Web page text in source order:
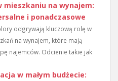
mieszkaniu na wynajem:
i ponadczasowe
odgrywają kluczową rolę w
na wynajem, które mają
najemców. Odcienie takie jak
w małym budżecie: